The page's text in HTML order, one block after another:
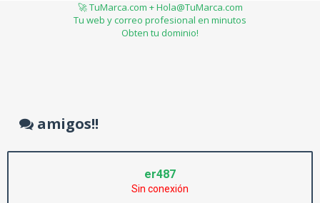
🚀 TuMarca.com + Hola@TuMarca.com
Tu web y correo profesional en minutos
Obten tu dominio!
amigos!!
er487
Sin conexión